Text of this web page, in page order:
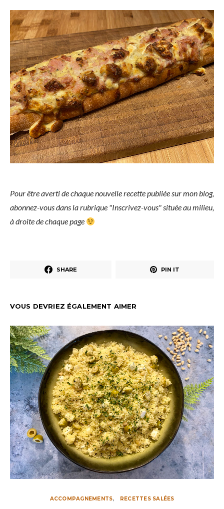
Pour être averti de chaque nouvelle recette publiée sur mon blog,
abonnez-vous dans la rubrique "Inscrivez-vous" située au milieu,
à droite de chaque page
SHARE PIN IT
VOUS DEVRIEZ ÉGALEMENT AIMER
ACCOMPAGNEMENTS RECETTES SALÉES